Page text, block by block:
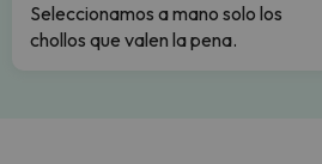
Seleccionamos a mano solo los
chollos que valen la pena.